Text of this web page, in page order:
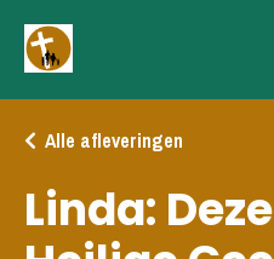
Linda:
Alle afleveringen